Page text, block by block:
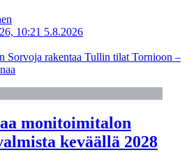
10:21 5.8.2026
Sorvoja rakentaa Tullin tilat Tornioon –
monitoimitalon
keväällä 2028